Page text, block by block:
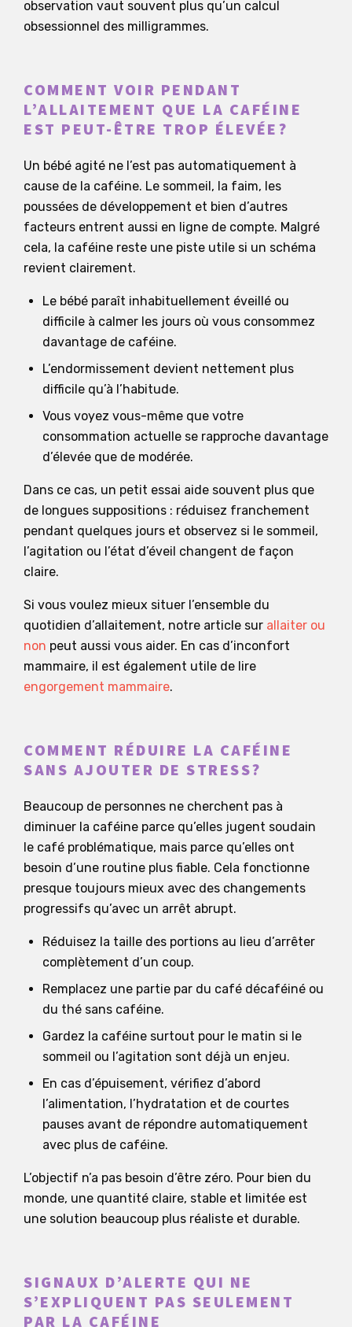
observation vaut souvent plus qu’un calcul
obsessionnel des milligrammes.
COMMENT VOIR PENDANT
L’ALLAITEMENT QUE LA CAFÉINE
EST PEUT-ÊTRE TROP ÉLEVÉE?
Un bébé agité ne l’est pas automatiquement à
cause de la caféine. Le sommeil, la faim, les
poussées de développement et bien d’autres
facteurs entrent aussi en ligne de compte. Malgré
cela, la caféine reste une piste utile si un schéma
revient clairement.
Le bébé paraît inhabituellement éveillé ou
difficile à calmer les jours où vous consommez
davantage de caféine.
L’endormissement devient nettement plus
difficile qu’à l’habitude.
Vous voyez vous-même que votre
consommation actuelle se rapproche davantage
d’élevée que de modérée.
Dans ce cas, un petit essai aide souvent plus que
de longues suppositions : réduisez franchement
pendant quelques jours et observez si le sommeil,
l’agitation ou l’état d’éveil changent de façon
claire.
Si vous voulez mieux situer l’ensemble du
quotidien d’allaitement, notre article sur allaiter ou
non peut aussi vous aider. En cas d’inconfort
mammaire, il est également utile de lire
engorgement mammaire.
COMMENT RÉDUIRE LA CAFÉINE
SANS AJOUTER DE STRESS?
Beaucoup de personnes ne cherchent pas à
diminuer la caféine parce qu’elles jugent soudain
le café problématique, mais parce qu’elles ont
besoin d’une routine plus fiable. Cela fonctionne
presque toujours mieux avec des changements
progressifs qu’avec un arrêt abrupt.
Réduisez la taille des portions au lieu d’arrêter
complètement d’un coup.
Remplacez une partie par du café décaféiné ou
du thé sans caféine.
Gardez la caféine surtout pour le matin si le
sommeil ou l’agitation sont déjà un enjeu.
En cas d’épuisement, vérifiez d’abord
l’alimentation, l’hydratation et de courtes
pauses avant de répondre automatiquement
avec plus de caféine.
L’objectif n’a pas besoin d’être zéro. Pour bien du
monde, une quantité claire, stable et limitée est
une solution beaucoup plus réaliste et durable.
SIGNAUX D’ALERTE QUI NE
S’EXPLIQUENT PAS SEULEMENT
PAR LA CAFÉINE